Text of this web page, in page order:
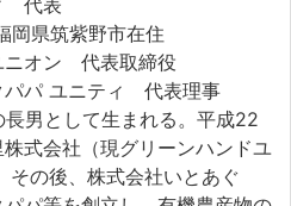
代表
県筑紫野市在住
ニオン 代表取締役
パパ ユニティ 代表理事
男として生まれる。平成22
式会社（現グリーンハンドユ
その後、株式会社いとあぐ